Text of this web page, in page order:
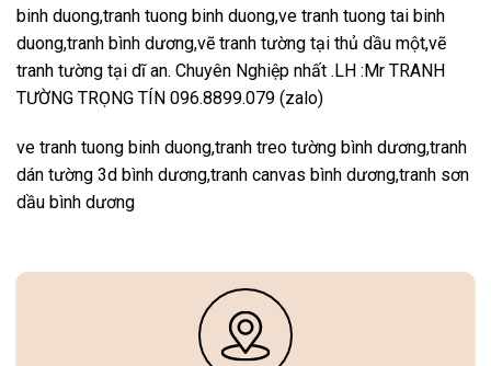
binh duong,tranh tuong binh duong,ve tranh tuong tai binh
duong,tranh bình dương,vẽ tranh tường tại thủ dầu một,vẽ
tranh tường tại dĩ an. Chuyên Nghiệp nhất .LH :Mr TRANH
TƯỜNG TRỌNG TÍN 096.8899.079 (zalo)
ve tranh tuong binh duong,tranh treo tường bình dương,tranh
dán tường 3d bình dương,tranh canvas bình dương,tranh sơn
dầu bình dương